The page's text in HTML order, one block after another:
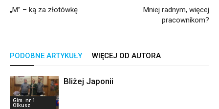
„M” – ką za złotówkę
Mniej radnym, więcej
pracownikom?
PODOBNE ARTYKUŁY WIĘCEJ OD AUTORA
Gim. nr 1
Olkusz
Bliżej Japonii